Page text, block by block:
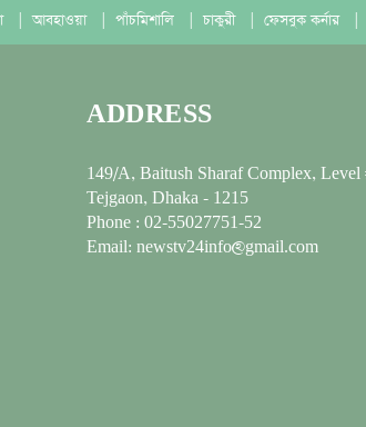
আবহাওয়া পাঁচমিশালি চাকুরী ফেসবুক কর্নার
ADDRESS
149/A, Baitush Sharaf Complex, Level
Tejgaon, Dhaka - 1215
Phone : 02-55027751-52
Email: newstv24info@gmail.com